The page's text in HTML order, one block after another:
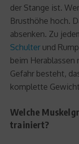
der Stange ist.
Brusthöhe hoch.
absenken. Zu
Schulter und
beim
Gefahr besteht,
komplette
Welche
trainiert?